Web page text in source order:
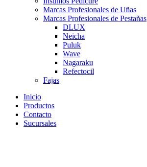
Marcas Profesionales de Uñas
Marcas Profesionales de Pestañas
DLUX
Neicha
Puluk
Wave
Nagaraku
Refectocil
Fajas
Inicio
Productos
Contacto
Sucursales